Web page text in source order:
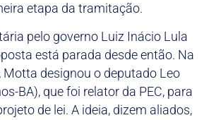
etapa da tramitação.
pelo governo Luiz Inácio Lula
está parada desde então. Na
designou o deputado Leo
BA), que foi relator da PEC, para
de lei. A ideia, dizem aliados,